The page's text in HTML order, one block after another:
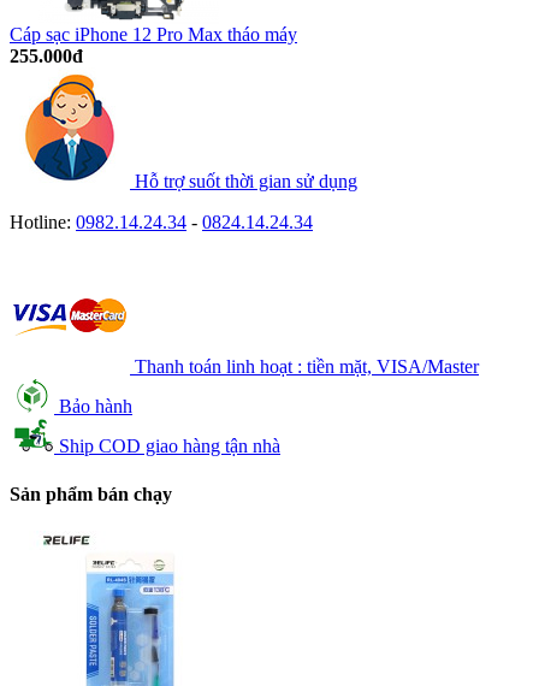
Cáp sạc iPhone 12 Pro Max tháo máy
255.000đ
Hỗ trợ suốt thời gian sử dụng
Hotline: 0982.14.24.34 - 0824.14.24.34
Thanh toán linh hoạt : tiền mặt, VISA/Master
Bảo hành
Ship COD giao hàng tận nhà
Sản phẩm bán chạy